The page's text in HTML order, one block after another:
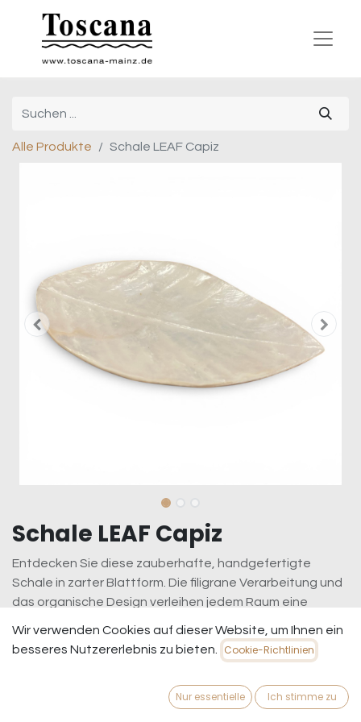
Alle Produkte Schale LEAF Capiz
Schale LEAF Capiz
Entdecken Sie diese zauberhafte, handgefertigte
Schale in zarter Blattform. Die filigrane Verarbeitung und
das organische Design verleihen jedem Raum eine
Perfekt als Deko-Objekt für Sideboards, Regale oder als
stilvolle Aufbewahrung für kleine Schätze wie Schmuck
Muschelschale, besticht durch seine leicht
Wir verwenden Cookies auf dieser Website, um Ihnen ein
besseres Nutzererlebnis zu bieten.
Cookie-Richtlinien
Nur essentielle Ich stimme zu